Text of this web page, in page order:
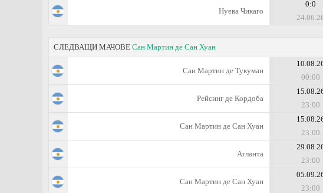
Нуева Чикаго
0:0
СЛЕДВАЩИ МАЧОВЕ Сан Мартин де Сан Хуан
Сан Мартин де Тукуман
00:00
Рейсинг де Кордоба
23:00
Сан Мартин де Сан Хуан
23:00
Атланта
23:00
Сан Мартин де Сан Хуан
23:00